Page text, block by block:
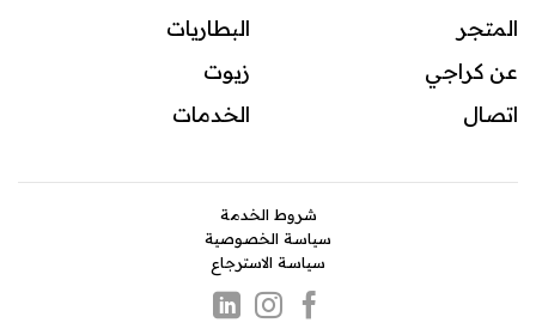
المتجر
عن كراجي
اتصال
البطاريات
زيوت
الخدمات
شروط الخدمة
سياسة الخصوصية
سياسة الاسترجاع